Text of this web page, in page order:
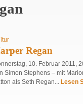
Regan
10. Februar 2011,
Simon Stephens – mit
als Seth Regan... Lesen